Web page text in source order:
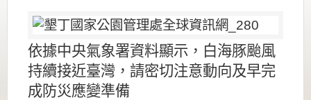
依據中央氣象署資料顯示，白海豚颱風
持續接近臺灣，請密切注意動向及早完
成防災應變準備